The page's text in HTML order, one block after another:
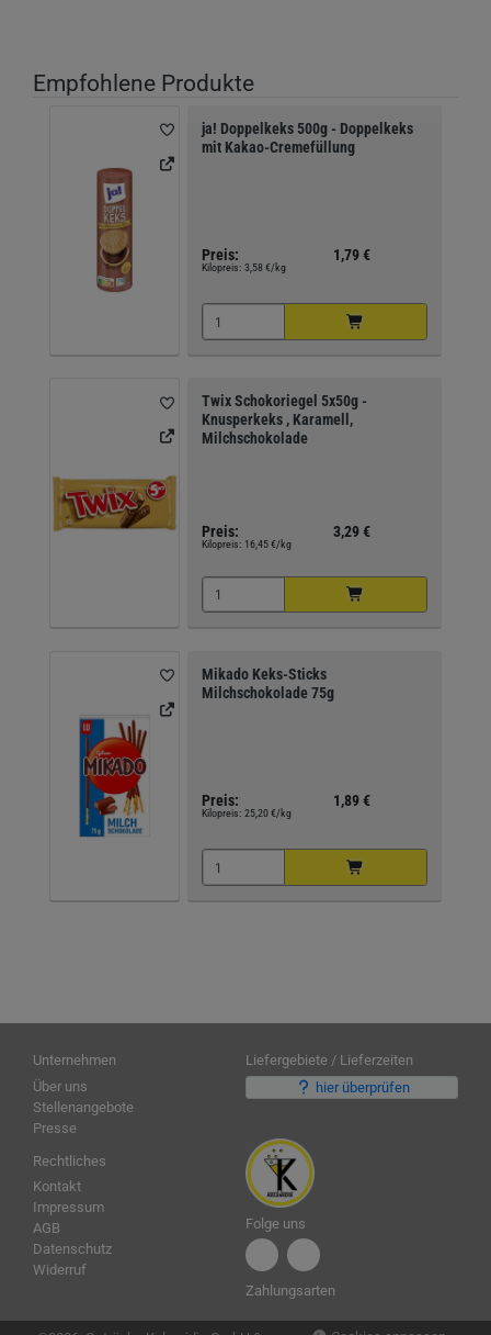
Empfohlene Produkte
ja! Doppelkeks 500g - Doppelkeks
mit Kakao-Cremefüllung
Preis: 1,79 €
Kilopreis: 3,58 €/kg
Twix Schokoriegel 5x50g -
Knusperkeks , Karamell,
Milchschokolade
Preis: 3,29 €
Kilopreis: 16,45 €/kg
Mikado Keks-Sticks
Milchschokolade 75g
Preis: 1,89 €
Kilopreis: 25,20 €/kg
Folge uns
Zahlungsarten
Unternehmen
Über uns
Stellenangebote
Presse
Liefergebiete / Lieferzeiten
hier überprüfen
Rechtliches
Kontakt
Impressum
AGB
Datenschutz
Widerruf